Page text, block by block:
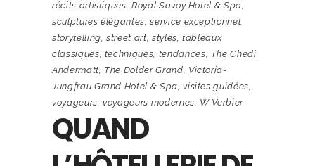
récits artistiques,Royal Savoy Hotel & Spa,
sculptures élégantes,service exceptionnel,
storytelling,street art, styles,tableaux
classiques, techniques, tendances, The Chedi
Andermatt, The Dolder Grand, Victoria-
Jungfrau Grand Hotel & Spa,visites guidées,
voyageurs,voyageurs modernes, W Verbier
QUAND